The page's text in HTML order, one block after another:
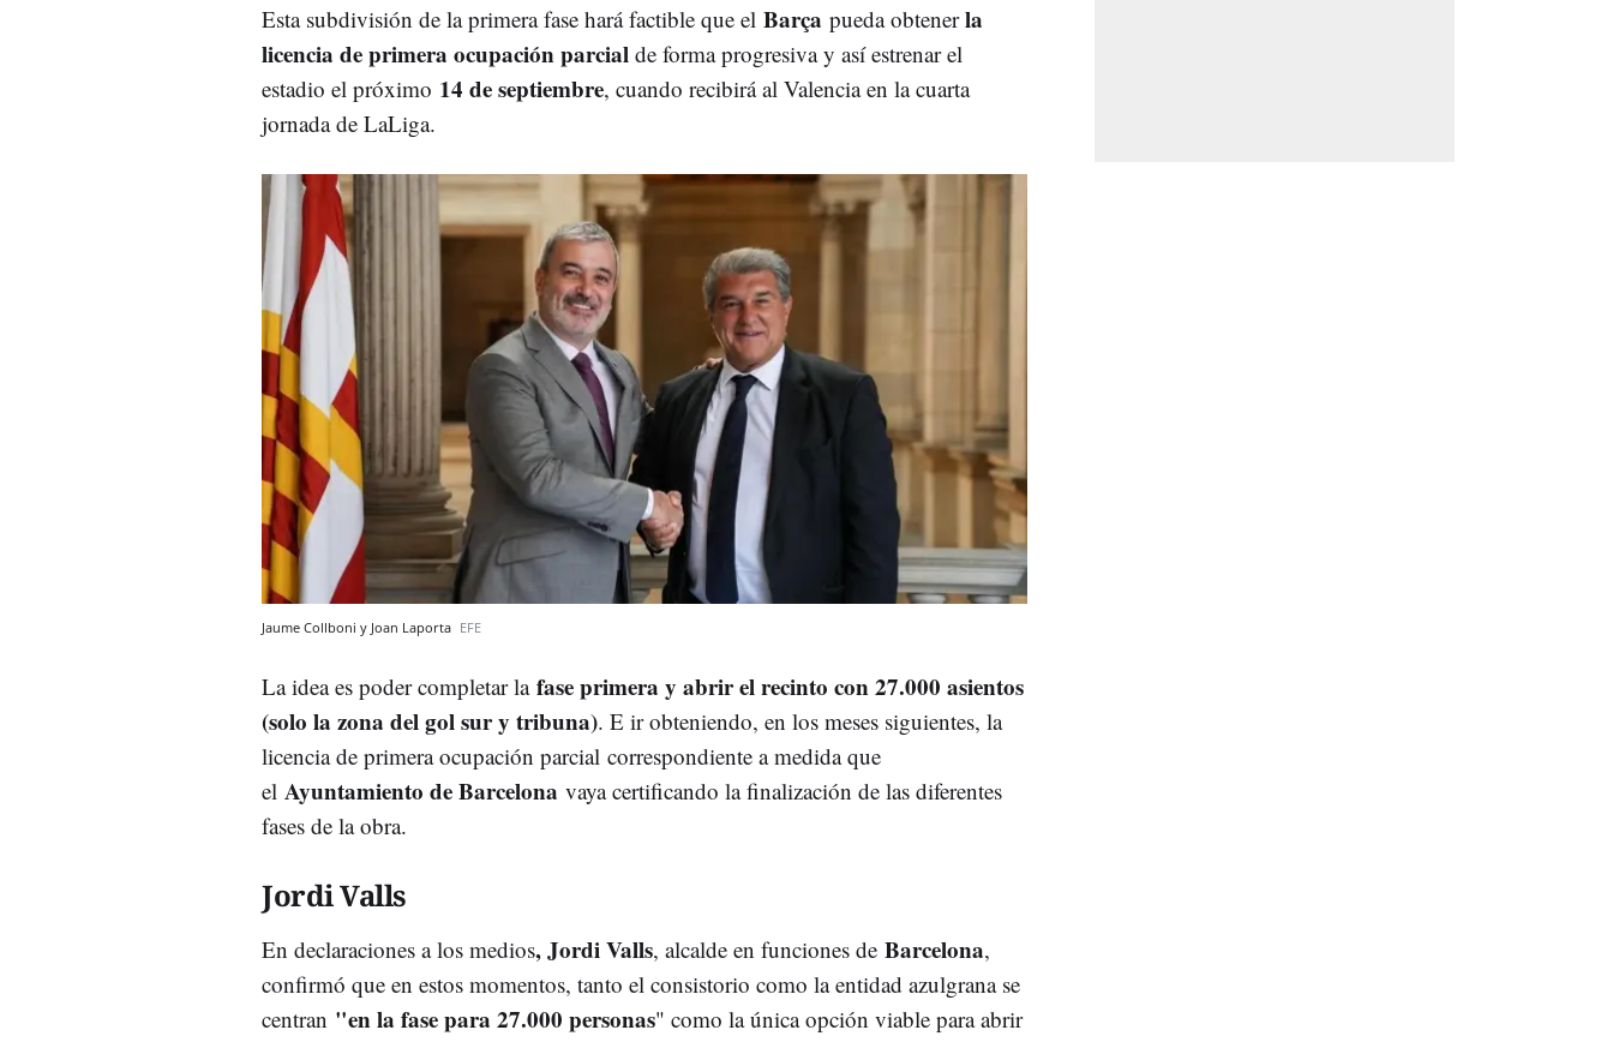
Esta subdivisión de la primera fase hará factible que el Barça pueda obtenerla
licencia de primera ocupación parcial de forma progresiva y así estrenar el
estadio el próximo 14 de septiembre, cuando recibirá al Valencia en la cuarta
jornada de LaLiga.
Jaume Collboni y Joan Laporta EFE
La idea es poder completar la fase primera y abrir el recinto con 27.000 asientos
(solo la zona del gol sur y tribuna). E ir obteniendo, en los meses siguientes, la
licencia de primera ocupación parcial correspondiente a medida que
el Ayuntamiento de Barcelona vaya certificando la finalización de las diferentes
fases de la obra.
Jordi Valls
En declaraciones a los medios, Jordi Valls, alcalde en funciones de Barcelona,
confirmó que en estos momentos, tanto el consistorio como la entidad azulgrana se
centran "en la fase para 27.000 personas" como la única opción viable para abrir